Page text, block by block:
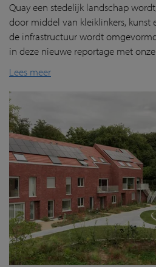
Quayeen stedelijk landschapwordt
door middel van kleiklinkers, kunst
de infrastructuurwordt
in deze nieuwe reportage metonze
Lees meer